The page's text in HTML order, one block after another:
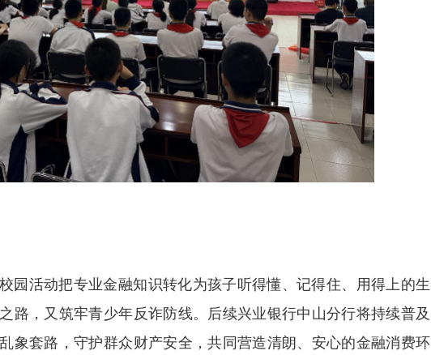
园活动把专业金融知识转化为孩子听得懂、记得住、用得上的生
路，又筑牢青少年反诈防线。后续兴业银行中山分行将持续普及
象套路，守护群众财产安全，共同营造清朗、安心的金融消费环